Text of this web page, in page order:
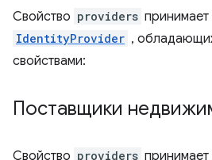
Свойство providers принимает
IdentityProvider ,
свойствами:
Поставщики
Свойство providers принимает